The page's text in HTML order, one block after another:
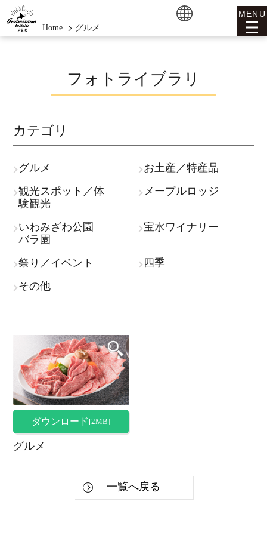
MENU
Home
グルメ
フォトライブラリ
カテゴリ
グルメ
お土産／特産品
観光スポット／体
験観光
メープルロッジ
いわみざわ公園
バラ園
宝水ワイナリー
祭り／イベント
四季
その他
ダウンロード [2MB]
グルメ
一覧へ戻る